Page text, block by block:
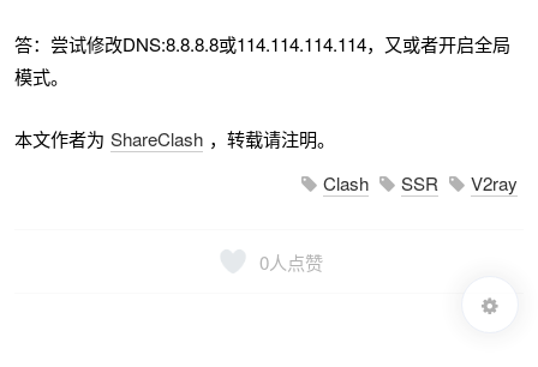
答：尝试修改DNS:8.8.8.8或114.114.114.114，又或者开启全局
模式。
本文作者为 ShareClash ，转载请注明。
Clash
SSR V2ray
0人点赞